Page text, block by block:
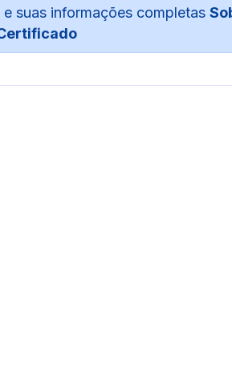
suas informações completas